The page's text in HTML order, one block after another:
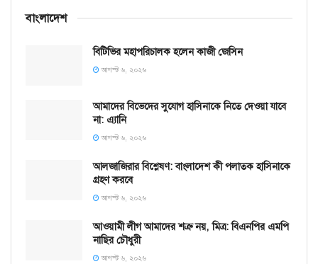
বাংলাদেশ
বিটিভির মহাপরিচালক হলেন কাজী জেসিন
আগস্ট ৬, ২০২৬
আমাদের বিভেদের সুযোগ হাসিনাকে নিতে দেওয়া যাবে
না: এ্যানি
আগস্ট ৬, ২০২৬
আলজাজিরার বিশ্লেষণ: বাংলাদেশ কী পলাতক হাসিনাকে
গ্রহণ করবে
আগস্ট ৬, ২০২৬
আওয়ামী লীগ আমাদের শত্রু নয়, মিত্র: বিএনপির এমপি
নাছির চৌধুরী
আগস্ট ৬, ২০২৬